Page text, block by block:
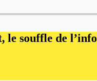
le souffle de l’info